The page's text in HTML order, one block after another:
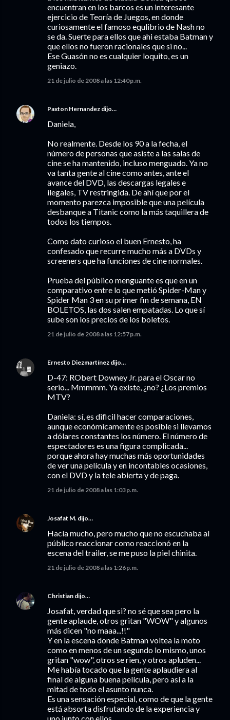
encuentran en los barcos es un interesante
ejercicio de Teoría de Juegos, en donde
curiosamente el famoso equlibrio de Nash no
se da. Suerte para ellos que ahi estaba Batman y
que ellos no fueron racionales que si no...
Ese Guasón no es cualquier loquito, es un
geniazo.
21 de julio de 2008 a las 12:40 p.m.
Paxton Hernandez dijo…
Daniela,
No realmente. Desde los 90 a la fecha, el
número de personas que asiste a las salas de
cine se ha mantenido, incluso menguado. Ya no
va tanta gente al cine como antes, ante el
avance del DVD, las descargas legales e
ilegales, TV restringida. De ahí que por el
momento parezca imposible que una película
desbanque a Titanic como la más taquillera de
todos los tiempos.
Como dato curioso el buen Ernesto, ha
confesado que recurre mucho más a DVDs y
screeners que ha funciones de cine normales.
Prueba del público menguante es que en un
comparativo entre lo que metió Spider-Man y
Spider Man 3 en su primer fin de semana, EN
BOLETOS, las dos salen empatadas. Lo que sí
sube son los precios de los boletos.
21 de julio de 2008 a las 12:57 p.m.
Ernesto Diezmartínez dijo…
D-47: RObert Downey Jr. para el Oscar no
serio... Mmmmm. Ya existe, ¿no? ¿Los premios
MTV?
Daniela: sí, es dificil hacer comparaciones,
aunque económicamente es posible si llevamos
a dólares constantes los número. El número de
espectadores es una figura complicada...
porque ahora hay muchas más oportunidades
de ver una película y en incontables ocasiones,
con el DVD y la tele abierta y de paga.
21 de julio de 2008 a las 1:03 p.m.
Josafat M. dijo…
Hacía mucho, pero mucho que no escuchaba al
público reaccionar como reaccionó en la
escena del trailer, se me puso la piel chinita.
21 de julio de 2008 a las 1:26 p.m.
Christian dijo…
Josafat, verdad que si? no sé que sea pero la
gente aplaude, otros gritan "WOW" y algunos
más dicen "no maaa...!!"
Y en la escena donde Batman voltea la moto
como en menos de un segundo lo mismo, unos
gritan "wow", otros se rien, y otros apluden...
Me había tocado que la gente aplaudiera al
final de alguna buena película, pero así a la
mitad de todo el asunto nunca.
Es una sensación especial, como de que la gente
está absorta disfrutando de la experiencia y